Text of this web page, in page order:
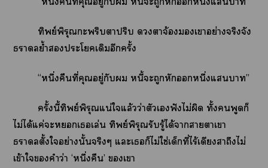
ทิพย์พิรุณกะพริบาปริบ าจ้องเาอย่างจริงจัง
าย้ำะโเดิมอีกครั้ง
“หนึ่งคืนที่คุณอยู่กับ หนี้ะถูกหักหนึ่งแา”
ครั้งนี้ทิพย์พิรุณแน่ใแล้วว่าตัวเฟังไม่ผิด ทั้งพูดก็
ไม่ได้แค่ะเเล่น ทิพย์พิรุณรับรู้ได้าาาเา
าตั้งใอย่างนั้นจริงๆ แะเก็ไม่ใช่เด็กที่ไร้เดียงสาถึงไม่
เข้าใคำว่า ‘หนึ่งคืน’ เา